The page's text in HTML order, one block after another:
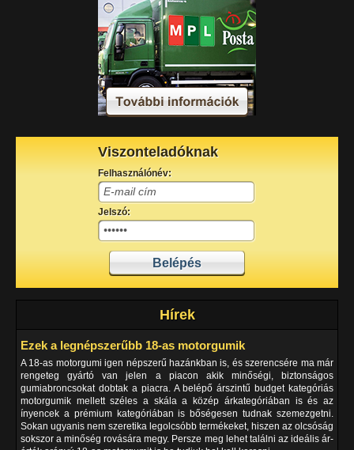
Viszonteladóknak
Felhasználónév:
Jelszó:
Hírek
Ezek a legnépszerűbb 18-as motorgumik
A 18-as motorgumi igen népszerű hazánkban is, és szerencsére ma már
rengeteg gyártó van jelen a piacon akik minőségi, biztonságos
gumiabroncsokat dobtak a piacra. A belépő árszintű budget kategóriás
motorgumik mellett széles a skála a közép árkategóriában is és az
ínyencek a prémium kategóriában is bőségesen tudnak szemezgetni.
Sokan ugyanis nem szeretika legolcsóbb termékeket, hiszen az olcsóság
sokszor a minőség rovására megy. Persze meg lehet találni az ideális ár-